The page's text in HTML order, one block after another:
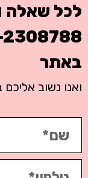
לכל שאלה
2308788
באתר
ואנו נשוב